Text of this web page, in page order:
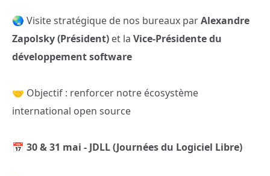
🌏 Visite stratégique de nos bureaux parAlexandre
Zapolsky (Président) et la Vice-Présidente du
développement software
🤝 Objectif : renforcer notre écosystème
international open source
📅 30 & 31 mai - JDLL (Journées du Logiciel Libre)